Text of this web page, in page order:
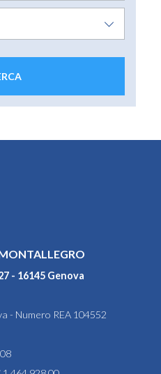
- 16145 Genova
- Numero REA 104552